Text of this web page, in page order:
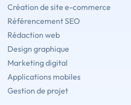
Création de site e-commerce
Référencement SEO
Rédaction web
Design graphique
Marketing digital
Applications mobiles
Gestion de projet